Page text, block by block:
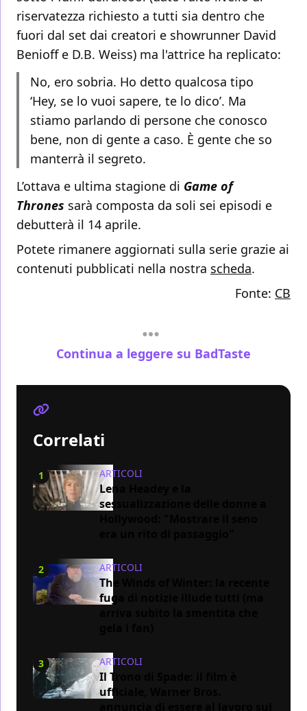
riservatezza richiesto a tutti sia dentro che
fuori dal set dai creatori e showrunner David
Benioff e D.B. Weiss) ma l'attrice ha replicato:
No, ero sobria. Ho detto qualcosa tipo
‘Hey, se lo vuoi sapere, te lo dico’. Ma
stiamo parlando di persone che conosco
bene, non di gente a caso. È gente che so
manterrà il segreto.
L’ottava e ultima stagione di Game of
Thrones sarà composta da soli sei episodi e
debutterà il 14 aprile.
Potete rimanere aggiornati sulla serie grazie ai
contenuti pubblicati nella nostra scheda.
Fonte: CB
Continua a leggere su BadTaste
Correlati
1 ARTICOLI
Lena Headey e la
sessualizzazione delle donne a
2 ARTICOLI
The Winds of Winter: la recente
fuga di notizie illude tutti (ma
3 ARTICOLI
Il Trono di Spade: il film è
ufficiale, Warner Bros.